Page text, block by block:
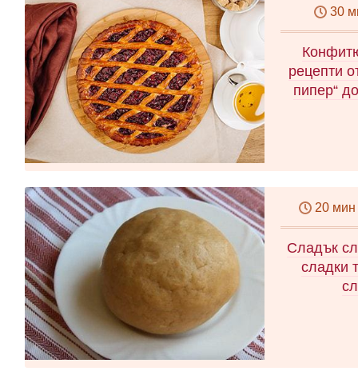
30
рецепти
пипер“
20 мин
Сладък
сладки